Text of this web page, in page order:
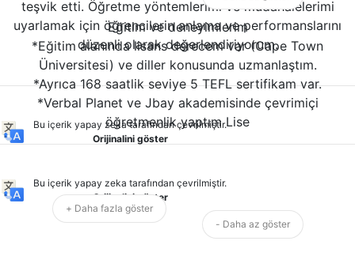
teşvik etti. Öğretme yöntemlerimi ve müdahalelerimi
uyarlamak için öğrencilerin anlama ve performanslarını
düzenli olarak değerlendiriyorum.
Bu içerik yapay zeka tarafından çevrilmiştir.
Orijinalini göster
Eğitim ve deneyimlerim
*Eğitim alanında lisans derecem var (Cape Town
Üniversitesi) ve diller konusunda uzmanlaştım.
*Ayrıca 168 saatlik seviye 5 TEFL sertifikam var.
*Verbal Planet ve Jbay akademisinde çevrimiçi
öğretmenlik yaptım Lise
Bu içerik yapay zeka tarafından çevrilmiştir.
Orijinalini göster
+ Daha fazla göster
- Daha az göster